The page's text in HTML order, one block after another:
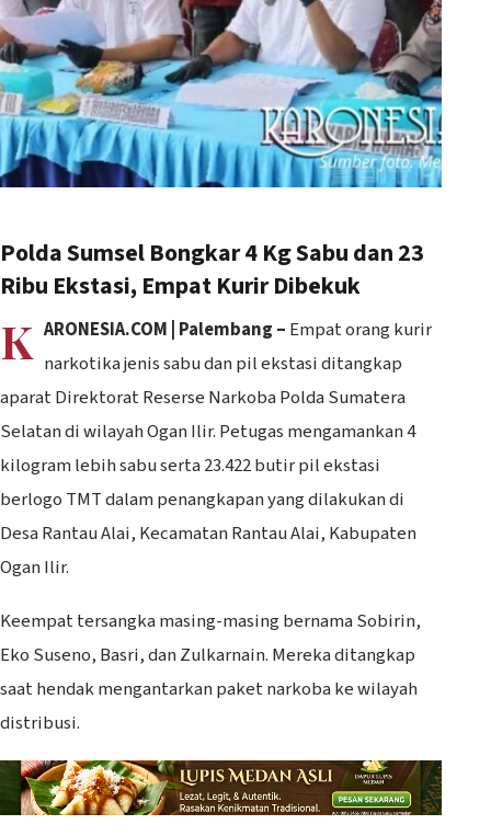
Polda Sumsel Bongkar 4 Kg Sabu dan 23
Ribu Ekstasi, Empat Kurir Dibekuk
K ARONESIA.COM | Palembang – Empat orang kurir
narkotika jenis sabu dan pil ekstasi ditangkap
aparat Direktorat Reserse Narkoba Polda Sumatera
Selatan di wilayah Ogan Ilir. Petugas mengamankan 4
kilogram lebih sabu serta 23.422 butir pil ekstasi
berlogo TMT dalam penangkapan yang dilakukan di
Desa Rantau Alai, Kecamatan Rantau Alai, Kabupaten
Ogan Ilir.
Keempat tersangka masing-masing bernama Sobirin,
Eko Suseno, Basri, dan Zulkarnain. Mereka ditangkap
saat hendak mengantarkan paket narkoba ke wilayah
distribusi.